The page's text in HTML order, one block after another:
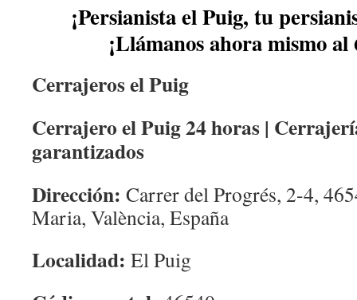
¡Persianista el Puig, tu
¡Llámanos ahora mismo al
Cerrajeros el Puig
Cerrajero el Puig 24 horas |
garantizados
Dirección: Carrer del Progrés, 2-4,
Maria, València, España
Localidad: El Puig